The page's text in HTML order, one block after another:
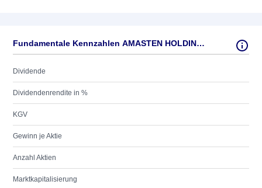
Fundamentale Kennzahlen AMASTEN HOLDING AB SK 4
Dividende
Dividendenrendite in %
KGV
Gewinn je Aktie
Anzahl Aktien
Marktkapitalisierung